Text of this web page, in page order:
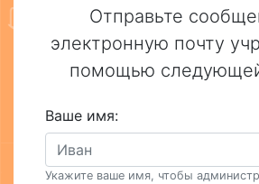
Отправьте
электронную почту
помощью
Ваше имя:
Укажите ваше имя, чтобы